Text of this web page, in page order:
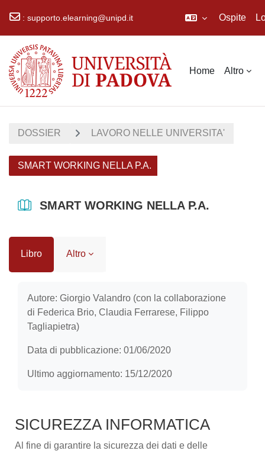
: supporto.elearning@unipd.it Ospite
Home Altro
DOSSIER LAVORO NELLE UNIVERSITA'
SMART WORKING NELLA P.A.
SMART WORKING NELLA P.A.
Libro Altro
Autore: Giorgio Valandro (con la collaborazione
di Federica Brio, Claudia Ferrarese, Filippo
Tagliapietra)
Data di pubblicazione: 01/06/2020
Ultimo aggiornamento: 15/12/2020
SICUREZZA INFORMATICA
Al fine di garantire la sicurezza dei dati e delle